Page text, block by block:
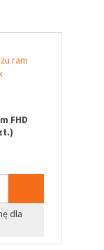
FHD
dla